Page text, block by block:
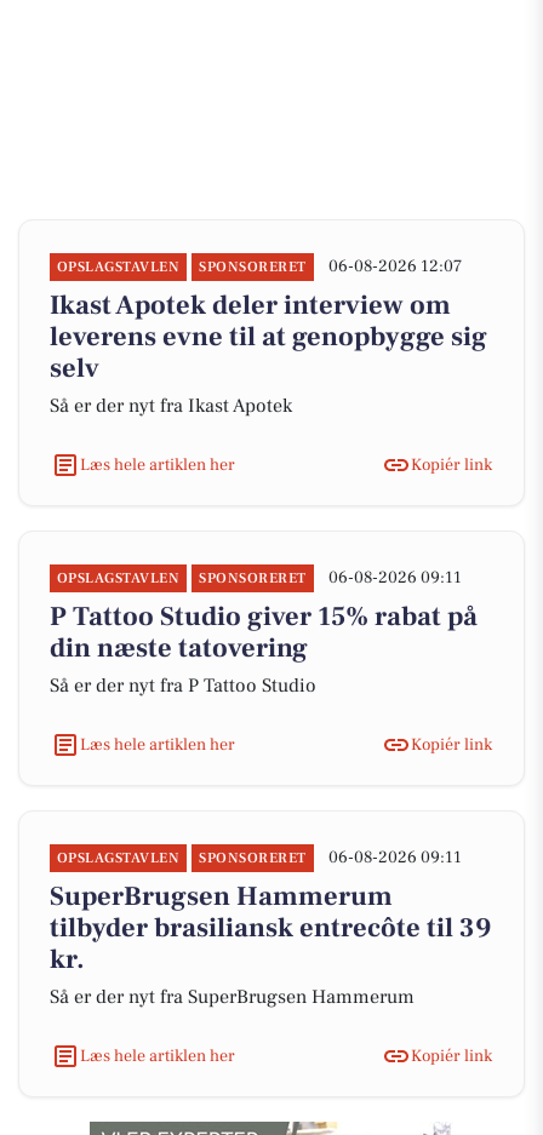
OPSLAGSTAVLEN SPONSORERET 06-08-2026 12:07
Ikast Apotek deler interview om
leverens evne til at genopbygge sig
selv
Så er der nyt fra Ikast Apotek
Læs hele artiklen her Kopiér link
OPSLAGSTAVLEN SPONSORERET 06-08-2026 09:11
P Tattoo Studio giver 15% rabat på
din næste tatovering
Så er der nyt fra P Tattoo Studio
Læs hele artiklen her Kopiér link
OPSLAGSTAVLEN SPONSORERET 06-08-2026 09:11
SuperBrugsen Hammerum
tilbyder brasiliansk entrecôte til 39
kr.
Så er der nyt fra SuperBrugsen Hammerum
Læs hele artiklen her Kopiér link